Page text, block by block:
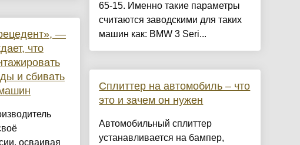
—
что
и сбивать
осваивая
65-15. Именно такие параметры
считаются заводскими для таких
машин как: BMW 3 Seri...
Сплиттер на автомобиль – что
это и зачем он нужен
Автомобильный сплиттер
устанавливается на бампер,